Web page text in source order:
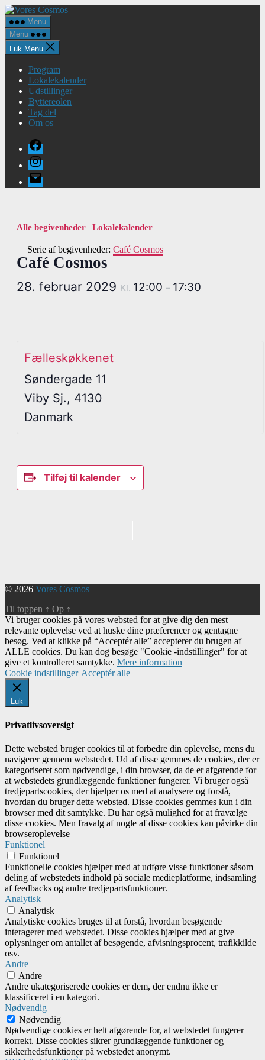
Spring
til
indholdet
Vores
Menu
Menu
Luk Menu
Program
Lokalekalender
Udstillinger
Byttereolen
Tag del
Om os
Facebook
Instagram
E-
mail
Alle begivenheder | Lokalekalender
Serie af begivenheder: Café Cosmos
Café Cosmos
28. februar 2029 Kl. 12:00 – 17:30
Fælleskøkkenet
Søndergade 11
Viby Sj., 4130
Danmark
Tilføj til kalender
© 2026 Vores Cosmos
Til toppen ↑ Op ↑
Vi bruger cookies på vores websted for at give dig den mest
relevante oplevelse ved at huske dine præferencer og gentagne
besøg. Ved at klikke på “Acceptér alle” accepterer du brugen af ​​
ALLE cookies. Du kan dog besøge "Cookie -indstillinger" for at
give et kontrolleret samtykke. Mere information
Cookie indstillinger Acceptér alle
Luk
Privatlivsoversigt
Dette websted bruger cookies til at forbedre din oplevelse, mens du
navigerer gennem webstedet. Ud af disse gemmes de cookies, der er
kategoriseret som nødvendige, i din browser, da de er afgørende for
at webstedets grundlæggende funktioner fungerer. Vi bruger også
tredjepartscookies, der hjælper os med at analysere og forstå,
hvordan du bruger dette websted. Disse cookies gemmes kun i din
browser med dit samtykke. Du har også mulighed for at fravælge
disse cookies. Men fravalg af nogle af disse cookies kan påvirke din
browseroplevelse
Funktionel
Funktionel
Funktionelle cookies hjælper med at udføre visse funktioner såsom
deling af webstedets indhold på sociale medieplatforme, indsamling
af feedbacks og andre tredjepartsfunktioner.
Analytisk
Analytisk
Analytiske cookies bruges til at forstå, hvordan besøgende
interagerer med webstedet. Disse cookies hjælper med at give
oplysninger om antallet af besøgende, afvisningsprocent, trafikkilde
osv.
Andre
Andre
Andre ukategoriserede cookies er dem, der endnu ikke er
klassificeret i en kategori.
Nødvendig
Nødvendig
Nødvendige cookies er helt afgørende for, at webstedet fungerer
korrekt. Disse cookies sikrer grundlæggende funktioner og
sikkerhedsfunktioner på webstedet anonymt.